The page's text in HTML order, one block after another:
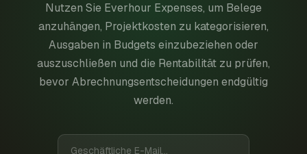
Nutzen Sie Everhour Expenses, um Belege
anzuhängen, Projektkosten zu kategorisieren,
Ausgaben in Budgets einzubeziehen oder
auszuschließen und die Rentabilität zu prüfen,
bevor Abrechnungsentscheidungen endgültig
werden.